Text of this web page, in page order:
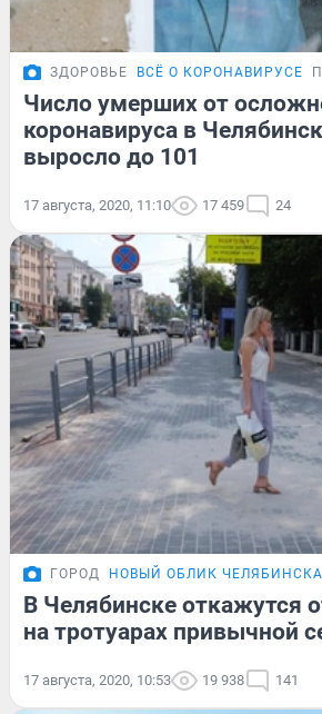
ЗДОРОВЬЕ ВСЁ О КОРОНАВИРУСЕ
Число умерших от
коронавируса в
выросло до 101
17 августа, 2020, 11:10 17 459 24
ГОРОД НОВЫЙ ОБЛИК ЧЕЛЯБИНСКА
В Челябинске откажутся
на тротуарах привычной
17 августа, 2020, 10:53 19 938 141